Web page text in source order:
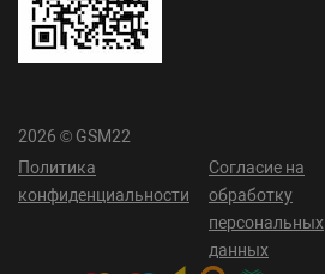
2026 © GSM22
Политика
конфиденциальности
Согласие на
обработку
персональных
данных